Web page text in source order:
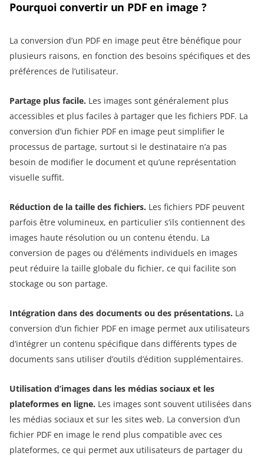
Pourquoi convertir un PDF en image ?
La conversion d’un PDF en image peut être bénéfique pour
plusieurs raisons, en fonction des besoins spécifiques et des
préférences de l’utilisateur.
Partage plus facile. Les images sont généralement plus
accessibles et plus faciles à partager que les fichiers PDF. La
conversion d’un fichier PDF en image peut simplifier le
processus de partage, surtout si le destinataire n’a pas
besoin de modifier le document et qu’une représentation
visuelle suffit.
Réduction de la taille des fichiers. Les fichiers PDF peuvent
parfois être volumineux, en particulier s’ils contiennent des
images haute résolution ou un contenu étendu. La
conversion de pages ou d’éléments individuels en images
peut réduire la taille globale du fichier, ce qui facilite son
stockage ou son partage.
Intégration dans des documents ou des présentations. La
conversion d’un fichier PDF en image permet aux utilisateurs
d’intégrer un contenu spécifique dans différents types de
documents sans utiliser d’outils d’édition supplémentaires.
Utilisation d’images dans les médias sociaux et les
plateformes en ligne. Les images sont souvent utilisées dans
les médias sociaux et sur les sites web. La conversion d’un
fichier PDF en image le rend plus compatible avec ces
plateformes, ce qui permet aux utilisateurs de partager du